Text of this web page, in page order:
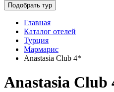
Подобрать тур
Главная
Каталог отелей
Турция
Мармарис
Anastasia Club 4*
Anastasia Club